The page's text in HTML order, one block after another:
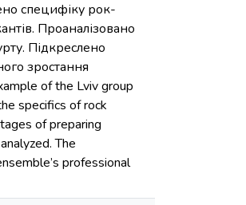
специфіку рок-
Проаналізовано
Підкреслено
зростання
of the Lviv group
specifics of rock
of preparing
The
professional